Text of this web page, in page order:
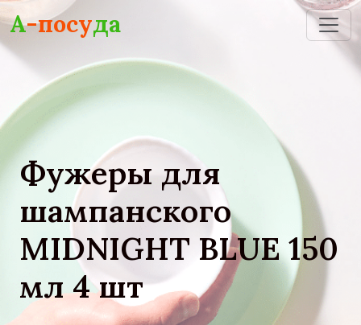
Skip to main content
А-посуда
Фужеры для
шампанского
MIDNIGHT BLUE 150
мл 4 шт